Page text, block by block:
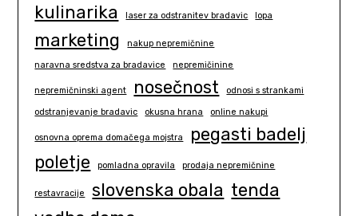
kulinarika laser za odstranitev bradavic lopa
marketing nakup nepremičnine
naravna sredstva za bradavice nepremičinine
nepremičninski agent nosečnost odnosi s strankami
odstranjevanje bradavic okusna hrana online nakupi
osnovna oprema domačega mojstra
pegasti badelj
poletje
pomladna opravila prodaja nepremičnine
restavracije slovenska obala tenda